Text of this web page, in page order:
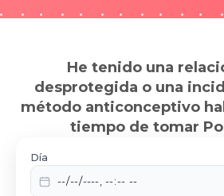
He tenido una
desprotegida o una
método anticonceptivo
tiempo de tomar
Día